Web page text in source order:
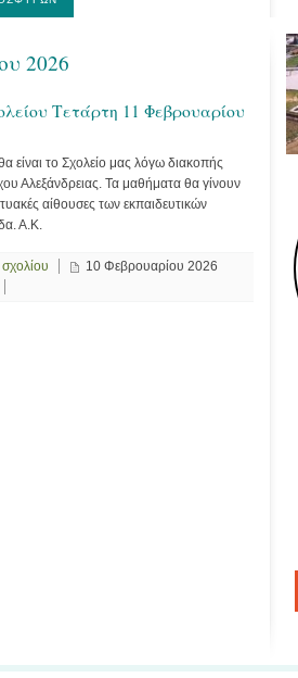
2026
Τετάρτη 11 Φεβρουαρίου
είναι το Σχολείο μας λόγω διακοπής
Αλεξάνδρειας. Τα μαθήματα θα γίνουν
αίθουσες των εκπαιδευτικών
Α.Κ.
10 Φεβρουαρίου 2026